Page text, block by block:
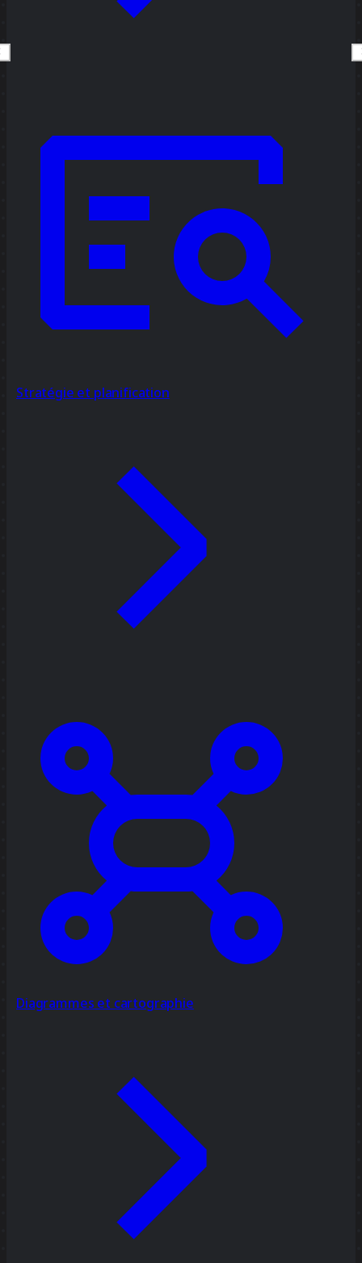
Stratégie et planification
Diagrammes et cartographie